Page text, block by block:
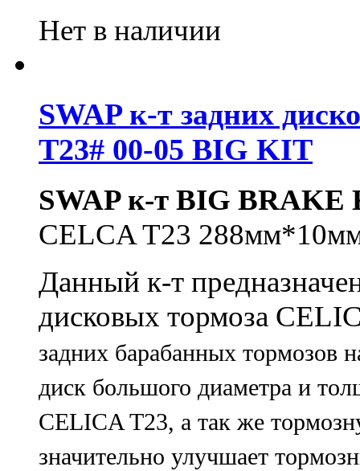
Нет в наличии
SWAP к-т задних
T23# 00-05 BIG KIT
SWAP к-т BIG BRAKE
CELCA T23
Данный к-т
дисковых тормоза
задних барабанных тормозов
диск большого диаметра и
CELICA T23, а так же
значительно улучшает